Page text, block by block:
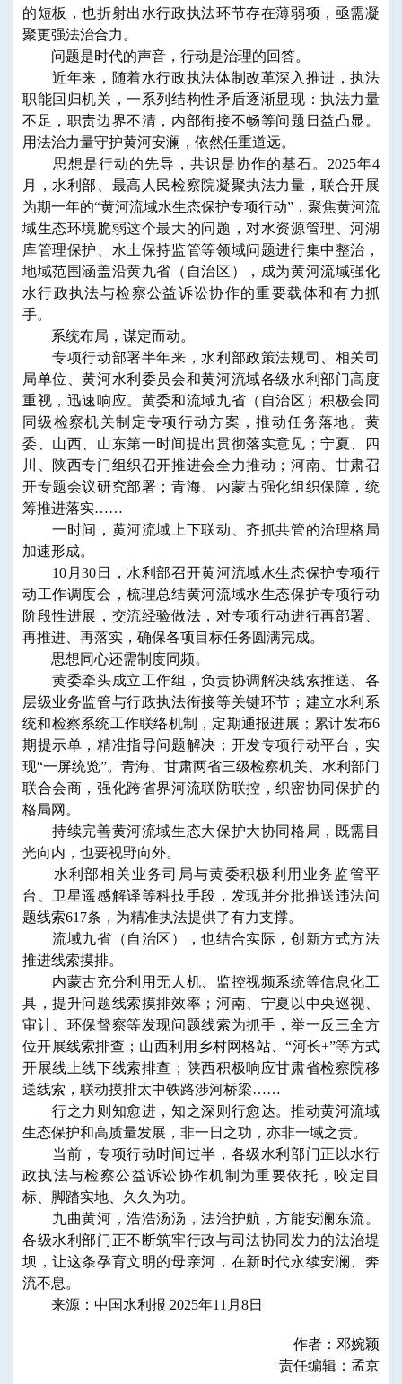
的短板，也折射出水行政执法环节存在薄弱项，亟需凝
聚更强法治合力。
问题是时代的声音，行动是治理的回答。
近年来，随着水行政执法体制改革深入推进，执法
职能回归机关，一系列结构性矛盾逐渐显现：执法力量
不足，职责边界不清，内部衔接不畅等问题日益凸显。
用法治力量守护黄河安澜，依然任重道远。
思想是行动的先导，共识是协作的基石。2025年4
月，水利部、最高人民检察院凝聚执法力量，联合开展
为期一年的“黄河流域水生态保护专项行动”，聚焦黄河流
域生态环境脆弱这个最大的问题，对水资源管理、河湖
库管理保护、水土保持监管等领域问题进行集中整治，
地域范围涵盖沿黄九省（自治区），成为黄河流域强化
水行政执法与检察公益诉讼协作的重要载体和有力抓
手。
系统布局，谋定而动。
专项行动部署半年来，水利部政策法规司、相关司
局单位、黄河水利委员会和黄河流域各级水利部门高度
重视，迅速响应。黄委和流域九省（自治区）积极会同
同级检察机关制定专项行动方案，推动任务落地。黄
委、山西、山东第一时间提出贯彻落实意见；宁夏、四
川、陕西专门组织召开推进会全力推动；河南、甘肃召
开专题会议研究部署；青海、内蒙古强化组织保障，统
筹推进落实……
一时间，黄河流域上下联动、齐抓共管的治理格局
加速形成。
10月30日，水利部召开黄河流域水生态保护专项行
动工作调度会，梳理总结黄河流域水生态保护专项行动
阶段性进展，交流经验做法，对专项行动进行再部署、
再推进、再落实，确保各项目标任务圆满完成。
思想同心还需制度同频。
黄委牵头成立工作组，负责协调解决线索推送、各
层级业务监管与行政执法衔接等关键环节；建立水利系
统和检察系统工作联络机制，定期通报进展；累计发布6
期提示单，精准指导问题解决；开发专项行动平台，实
现“一屏统览”。青海、甘肃两省三级检察机关、水利部门
联合会商，强化跨省界河流联防联控，织密协同保护的
格局网。
持续完善黄河流域生态大保护大协同格局，既需目
光向内，也要视野向外。
水利部相关业务司局与黄委积极利用业务监管平
台、卫星遥感解译等科技手段，发现并分批推送违法问
题线索617条，为精准执法提供了有力支撑。
流域九省（自治区），也结合实际，创新方式方法
推进线索摸排。
内蒙古充分利用无人机、监控视频系统等信息化工
具，提升问题线索摸排效率；河南、宁夏以中央巡视、
审计、环保督察等发现问题线索为抓手，举一反三全方
位开展线索排查；山西利用乡村网格站、“河长+”等方式
开展线上线下线索排查；陕西积极响应甘肃省检察院移
送线索，联动摸排太中铁路涉河桥梁……
行之力则知愈进，知之深则行愈达。推动黄河流域
生态保护和高质量发展，非一日之功，亦非一域之责。
当前，专项行动时间过半，各级水利部门正以水行
政执法与检察公益诉讼协作机制为重要依托，咬定目
标、脚踏实地、久久为功。
九曲黄河，浩浩汤汤，法治护航，方能安澜东流。
各级水利部门正不断筑牢行政与司法协同发力的法治堤
坝，让这条孕育文明的母亲河，在新时代永续安澜、奔
流不息。
来源：中国水利报 2025年11月8日
作者：邓婉颖
责任编辑：孟京